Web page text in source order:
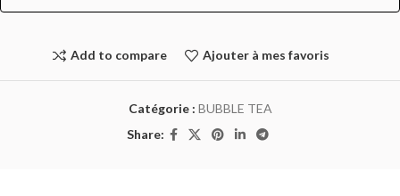
Add to compare Ajouter à mes favoris
Catégorie : BUBBLE TEA
Share: